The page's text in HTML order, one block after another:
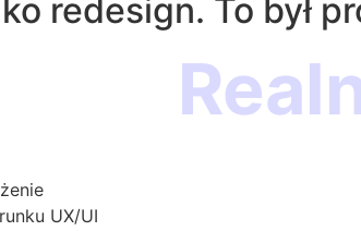
redesign. To był
UX/UI